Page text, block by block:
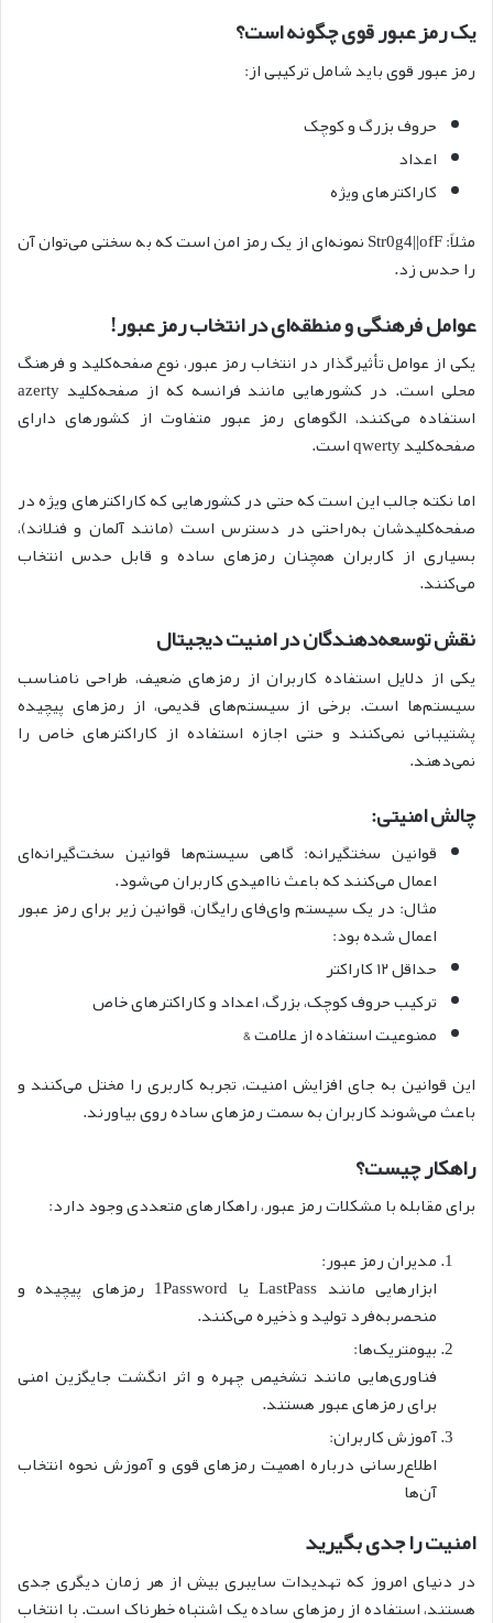
یک رمز عبور قوی چگونه است؟
رمز عبور قوی باید شامل ترکیبی از:
حروف بزرگ و کوچک
اعداد
کاراکترهای ویژه
مثلاً: Str0g4||ofF نمونه‌ای از یک رمز امن است که به سختی می‌توان آن
را حدس زد.
عوامل فرهنگی و منطقه‌ای در انتخاب رمز عبور!
یکی از عوامل تأثیرگذار در انتخاب رمز عبور، نوع صفحه‌کلید و فرهنگ
محلی است. در کشورهایی مانند فرانسه که از صفحه‌کلید azerty
استفاده می‌کنند، الگوهای رمز عبور متفاوت از کشورهای دارای
صفحه‌کلید qwerty است.
اما نکته جالب این است که حتی در کشورهایی که کاراکترهای ویژه در
صفحه‌کلیدشان به‌راحتی در دسترس است (مانند آلمان و فنلاند)،
بسیاری از کاربران همچنان رمزهای ساده و قابل حدس انتخاب
می‌کنند.
نقش توسعه‌دهندگان در امنیت دیجیتال
یکی از دلایل استفاده کاربران از رمزهای ضعیف، طراحی نامناسب
سیستم‌ها است. برخی از سیستم‌های قدیمی، از رمزهای پیچیده
پشتیبانی نمی‌کنند و حتی اجازه استفاده از کاراکترهای خاص را
نمی‌دهند.
چالش امنیتی:
قوانین سختگیرانه: گاهی سیستم‌ها قوانین سخت‌گیرانه‌ای
اعمال می‌کنند که باعث ناامیدی کاربران می‌شود.
مثال: در یک سیستم وای‌فای رایگان، قوانین زیر برای رمز عبور
اعمال شده بود:
حداقل ۱۲ کاراکتر
ترکیب حروف کوچک، بزرگ، اعداد و کاراکترهای خاص
ممنوعیت استفاده از علامت &
این قوانین به جای افزایش امنیت، تجربه کاربری را مختل می‌کنند و
باعث می‌شوند کاربران به سمت رمزهای ساده روی بیاورند.
راهکار چیست؟
برای مقابله با مشکلات رمز عبور، راهکارهای متعددی وجود دارد:
مدیران رمز عبور:
ابزارهایی مانند LastPass یا 1Password رمزهای پیچیده و
منحصر‌به‌فرد تولید و ذخیره می‌کنند.
بیومتریک‌ها:
فناوری‌هایی مانند تشخیص چهره و اثر انگشت جایگزین امنی
برای رمزهای عبور هستند.
آموزش کاربران:
اطلاع‌رسانی درباره اهمیت رمزهای قوی و آموزش نحوه انتخاب
آن‌ها
امنیت را جدی بگیرید
در دنیای امروز که تهدیدات سایبری بیش از هر زمان دیگری جدی
هستند، استفاده از رمزهای ساده یک اشتباه خطرناک است. با انتخاب